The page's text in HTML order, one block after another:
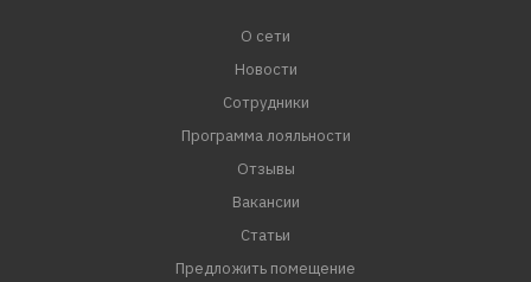
О сети
Новости
Сотрудники
Программа лояльности
Отзывы
Вакансии
Статьи
Предложить помещение